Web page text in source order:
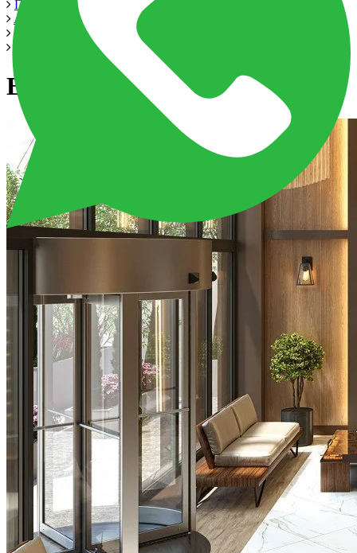
Производители
Alma Ceramica
Extra Calacatta 570x570
Extra Calacatta 570x570
Extra Calacatta 570x570